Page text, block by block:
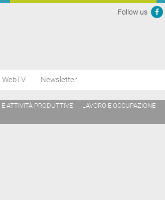
Follow us
Newsletter
ATTIVITÀ PRODUTTIVE LAVORO E OCCUPAZIONE